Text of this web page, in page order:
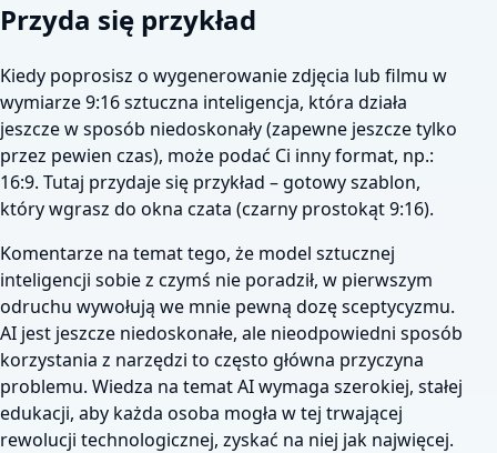
Przyda się przykład
Kiedy poprosisz o wygenerowanie zdjęcia lub filmu w
wymiarze 9:16 sztuczna inteligencja, która działa
jeszcze w sposób niedoskonały (zapewne jeszcze tylko
przez pewien czas), może podać Ci inny format, np.:
16:9. Tutaj przydaje się przykład – gotowy szablon,
który wgrasz do okna czata (czarny prostokąt 9:16).
Komentarze na temat tego, że model sztucznej
inteligencji sobie z czymś nie poradził, w pierwszym
odruchu wywołują we mnie pewną dozę sceptycyzmu.
AI jest jeszcze niedoskonałe, ale nieodpowiedni sposób
korzystania z narzędzi to często główna przyczyna
problemu. Wiedza na temat AI wymaga szerokiej, stałej
edukacji, aby każda osoba mogła w tej trwającej
rewolucji technologicznej, zyskać na niej jak najwięcej.